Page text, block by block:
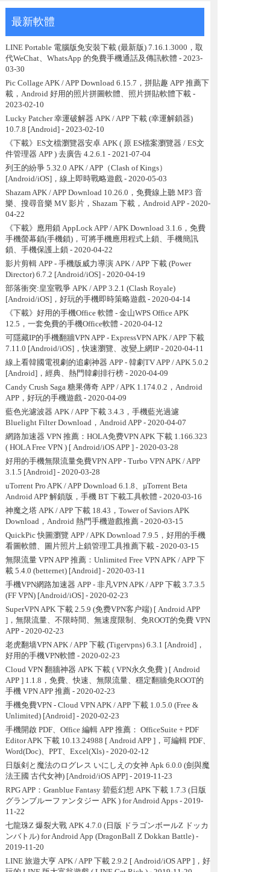
最新軟體
LINE Portable 電腦版免安裝下載 (最新版) 7.16.1.3000，取
代WeChat、WhatsApp 的免費手機通話及傳訊軟體 - 2023-
03-30
Pic Collage APK / APP Download 6.15.7，拼貼趣 APP 推薦下
載，Android 好用的照片拼圖軟體、照片拼貼軟體下載-
2023-02-10
Lucky Patcher 幸運破解器 APK / APP 下載 (幸運解鎖器)
10.7.8 [Android] - 2023-02-10
《下載》ES文檔瀏覽器安卓 APK ( 原 ES檔案瀏覽器 / ES文
件管理器 APP ) 去廣告 4.2.6.1 - 2021-07-04
列王的紛爭 5.32.0 APK / APP（Clash of Kings）
[Android/iOS]，線上即時戰略遊戲- 2020-05-03
Shazam APK / APP Download 10.26.0，免費線上聽 MP3 音
樂、搜尋音樂 MV 影片，Shazam 下載，Android APP- 2020-
04-22
《下載》應用鎖 AppLock APP / APK Download 3.1.6，免費
手機螢幕鎖(手機鎖)，可將手機應用程式上鎖、手機簡訊
鎖、手機保護上鎖 - 2020-04-22
影片剪輯 APP - 手機版威力導演 APK / APP 下載 (Power
Director) 6.7.2 [Android/iOS]- 2020-04-19
部落衝突:皇室戰爭 APK / APP 3.2.1 (Clash Royale)
[Android/iOS]，好玩的手機即時策略遊戲- 2020-04-14
《下載》好用的手機Office 軟體 - 金山WPS Office APK
12.5，一套免費的手機Office軟體 - 2020-04-12
可隱藏IP的手機翻牆VPN APP - ExpressVPN APK / APP 下載
7.11.0 [Android/iOS]，快速瀏覽、改變上網IP- 2020-04-11
線上看韓國電視劇的追劇神器 APP - 韓劇TV APP / APK 5.0.2
[Android]，經典、熱門韓劇排行榜- 2020-04-09
Candy Crush Saga 糖果傳奇 APP / APK 1.174.0.2，Android
APP，好玩的手機遊戲- 2020-04-09
藍色光濾波器 APK / APP 下載 3.4.3，手機藍光過濾
Bluelight Filter Download，Android APP- 2020-04-07
網路加速器 VPN 推薦：HOLA免费VPN APK 下載 1.166.323
( HOLA Free VPN ) [ Android/iOS APP ]- 2020-03-28
好用的手機無限流量免費VPN APP - Turbo VPN APK / APP
3.1.5 [Android]- 2020-03-28
uTorrent Pro APK / APP Download 6.1.8、µTorrent Beta
Android APP 解鎖版，手機 BT 下載工具軟體 - 2020-03-16
神魔之塔 APK / APP 下載 18.43，Tower of Saviors APK
Download，Android 熱門手機遊戲推薦- 2020-03-15
QuickPic 快圖瀏覽 APP / APK Download 7.9.5，好用的手機
看圖軟體、圖片照片上鎖管理工具推薦下載- 2020-03-15
無限流量 VPN APP 推薦：Unlimited Free VPN APK / APP 下
載 5.4.0 (betternet) [Android]- 2020-03-11
手機VPN網路加速器 APP - 非凡VPN APK / APP 下載 3.7.3.5
(FF VPN) [Android/iOS]- 2020-02-23
SuperVPN APK 下載 2.5.9 (免费VPN客户端) [ Android APP
]，無限流量、不限時間、無速度限制、免ROOT的免費 VPN
APP- 2020-02-23
老虎翻墙VPN APK / APP 下載 (Tigervpns) 6.3.1 [Android]，
好用的手機VPN軟體 - 2020-02-23
Cloud VPN 翻牆神器 APK 下載 ( VPN永久免費 ) [ Android
APP ] 1.1.8，免費、快速、無限流量、穩定翻牆免ROOT的
手機 VPN APP 推薦- 2020-02-23
手機免費VPN - Cloud VPN APK / APP 下載 1.0.5.0 (Free &
Unlimited) [Android]- 2020-02-23
手機開啟 PDF、Office 編輯 APP 推薦： OfficeSuite + PDF
Editor APK 下載 10.13.24988 [ Android APP ]，可編輯 PDF、
Word(Doc)、PPT、Excel(Xls)- 2020-02-12
日版剣と魔法のログレス いにしえの女神 Apk 6.0.0 (劍與魔
法王國 古代女神) [Android/iOS APP]- 2019-11-23
RPG APP：Granblue Fantasy 碧藍幻想 APK 下載 1.7.3 (日版
グランブルーファンタジー APK ) for Android Apps - 2019-
11-22
七龍珠Z 爆裂大戰 APK 4.7.0 (日版 ドラゴンボールZ ドッカ
ンバトル) for Android App (DragonBall Z Dokkan Battle)-
2019-11-20
LINE 旅遊大亨 APK / APP 下載 2.9.2 [ Android/iOS APP ]，好